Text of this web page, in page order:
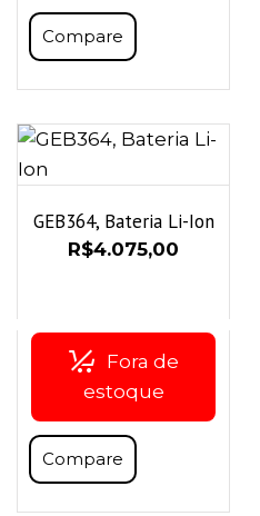
Compare
GEB364, Bateria Li-Ion
R$4.075,00
Fora de
estoque
Compare